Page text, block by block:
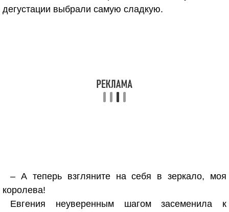
дегустации выбрали самую сладкую.
– А теперь взгляните на себя в зеркало, моя
королева!
Евгения неуверенным шагом засеменила к